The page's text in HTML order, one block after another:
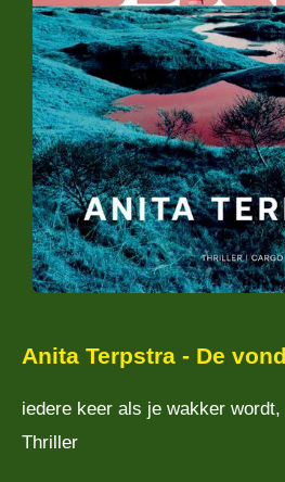
Anita Terpstra - De
iedere keer als je wakker
Thriller